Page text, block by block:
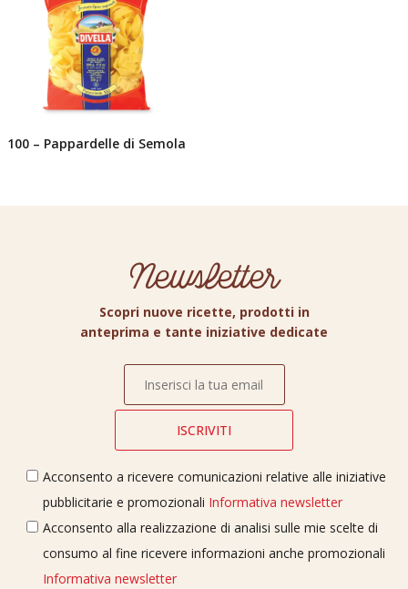
100 – Pappardelle di Semola
Newsletter
Scopri nuove ricette, prodotti in
anteprima e tante iniziative dedicate
Acconsento a ricevere comunicazioni relative alle iniziative
pubblicitarie e promozionali Informativa newsletter
Acconsento alla realizzazione di analisi sulle mie scelte di
consumo al fine ricevere informazioni anche promozionali
Informativa newsletter